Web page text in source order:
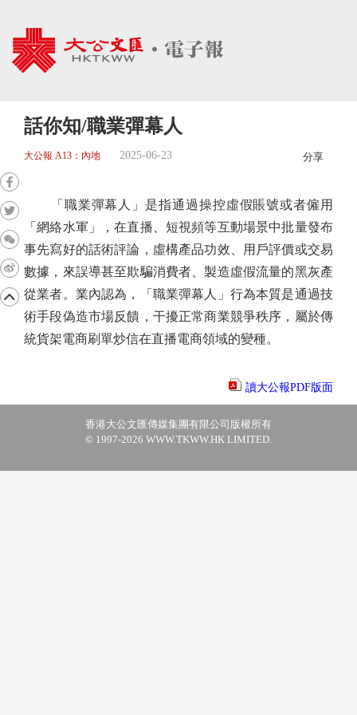
話你知/職業彈幕人
大公報 A13：內地 2025-06-23 分享
「職業彈幕人」是指通過操控虛假賬號或者僱用
「網絡水軍」，在直播、短視頻等互動場景中批量發布
事先寫好的話術評論，虛構產品功效、用戶評價或交易
數據，來誤導甚至欺騙消費者、製造虛假流量的黑灰產
從業者。業內認為，「職業彈幕人」行為本質是通過技
術手段偽造市場反饋，干擾正常商業競爭秩序，屬於傳
統貨架電商刷單炒信在直播電商領域的變種。
讀大公報PDF版面
香港大公文匯傳媒集團有限公司版權所有
© 1997-2026 WWW.TKWW.HK LIMITED.